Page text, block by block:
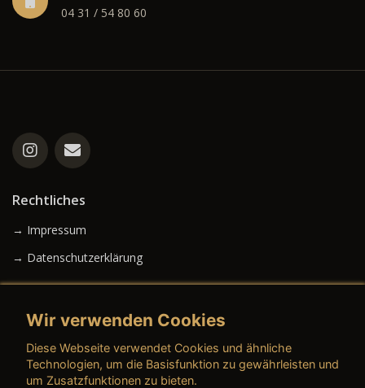
04 31 / 54 80 60
Rechtliches
→ Impressum
→ Datenschutzerklärung
→ AGB (Gebrauchtwagen)
Wir verwenden Cookies
Diese Webseite verwendet Cookies und ähnliche
Technologien, um die Basisfunktion zu gewährleisten und
um Zusatzfunktionen zu bieten.